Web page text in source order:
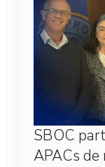
SBOC
APACs